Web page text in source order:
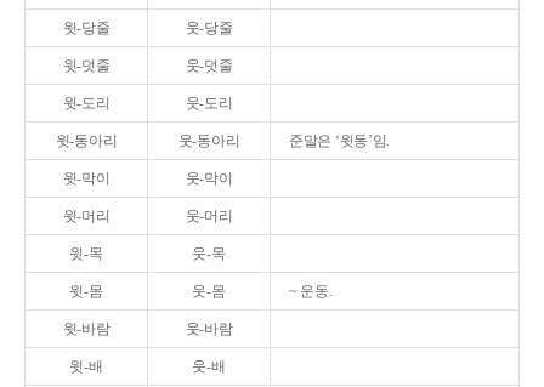
윗-당줄 웃-당줄
윗-덧줄 웃-덧줄
윗-도리 웃-도리
윗-동아리 웃-동아리 준말은 ‘윗동’임.
윗-막이 웃-막이
윗-머리 웃-머리
윗-목 웃-목
윗-몸 웃-몸 ~ 운동.
윗-바람 웃-바람
윗-배 웃-배